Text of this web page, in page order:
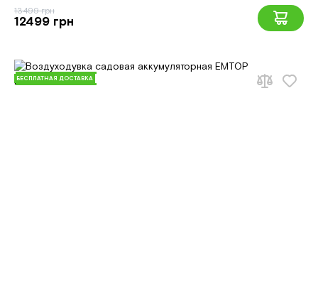
13499 грн
12499 грн
БЕСПЛАТНАЯ ДОСТАВКА